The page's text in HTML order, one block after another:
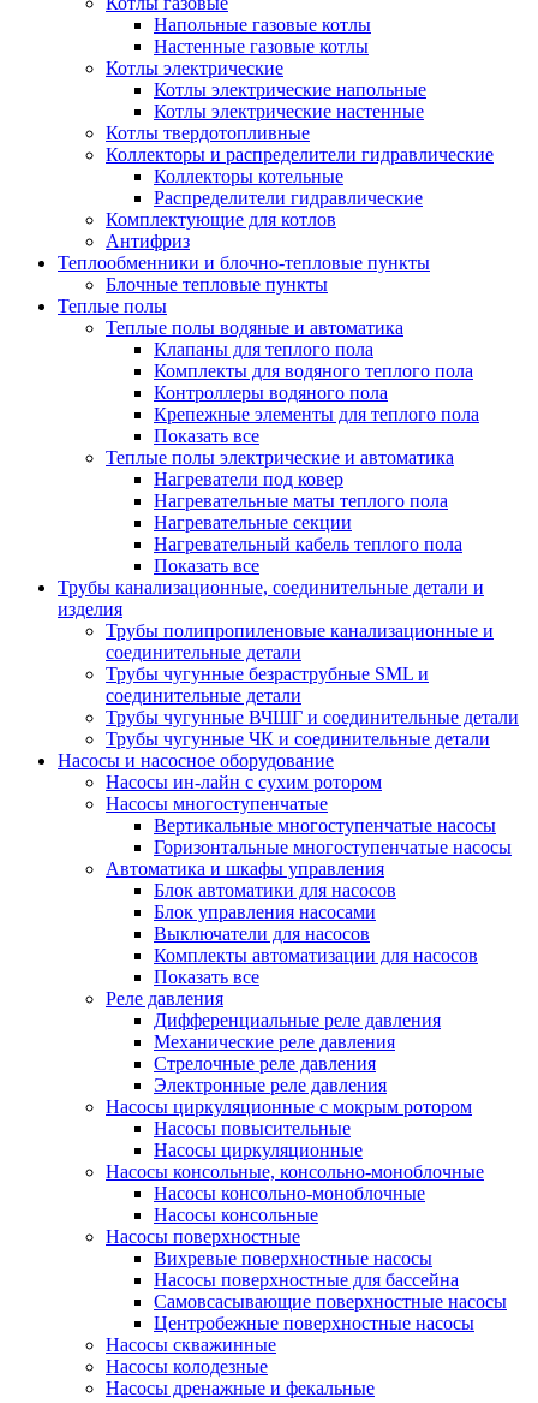
Напольные газовые котлы
Настенные газовые котлы
Котлы электрические
Котлы электрические напольные
Котлы электрические настенные
Котлы твердотопливные
Коллекторы и распределители гидравлические
Коллекторы котельные
Распределители гидравлические
Комплектующие для котлов
Антифриз
Теплообменники и блочно-тепловые пункты
Блочные тепловые пункты
Теплые полы
Теплые полы водяные и автоматика
Клапаны для теплого пола
Комплекты для водяного теплого пола
Контроллеры водяного пола
Крепежные элементы для теплого пола
Показать все
Теплые полы электрические и автоматика
Нагреватели под ковер
Нагревательные маты теплого пола
Нагревательные секции
Нагревательный кабель теплого пола
Показать все
Трубы канализационные, соединительные детали и
изделия
Трубы полипропиленовые канализационные и
соединительные детали
Трубы чугунные безраструбные SML и
соединительные детали
Трубы чугунные ВЧШГ и соединительные детали
Трубы чугунные ЧК и соединительные детали
Насосы и насосное оборудование
Насосы ин-лайн с сухим ротором
Насосы многоступенчатые
Вертикальные многоступенчатые насосы
Горизонтальные многоступенчатые насосы
Автоматика и шкафы управления
Блок автоматики для насосов
Блок управления насосами
Выключатели для насосов
Комплекты автоматизации для насосов
Показать все
Реле давления
Дифференциальные реле давления
Механические реле давления
Стрелочные реле давления
Электронные реле давления
Насосы циркуляционные с мокрым ротором
Насосы повысительные
Насосы циркуляционные
Насосы консольные, консольно-моноблочные
Насосы консольно-моноблочные
Насосы консольные
Насосы поверхностные
Вихревые поверхностные насосы
Насосы поверхностные для бассейна
Самовсасывающие поверхностные насосы
Центробежные поверхностные насосы
Насосы скважинные
Насосы колодезные
Насосы дренажные и фекальные